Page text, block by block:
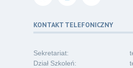
06.26
i absolwentów
Kategoria:Komunikaty
KONTAKT TELEFONICZNY
Sekretariat:
Dział Szkoleń: